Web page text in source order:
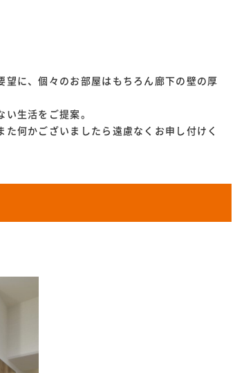
に、個々のお部屋はもちろん廊下の壁の厚
い生活をご提案。
何かございましたら遠慮なくお申し付けく